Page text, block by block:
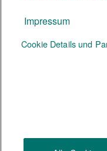
Te:nor
Impressum
Cookie Details und